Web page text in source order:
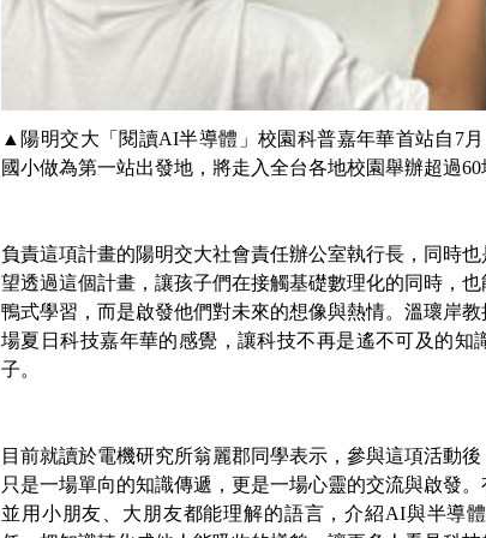
▲陽明交大「閱讀AI半導體」校園科普嘉年華首站自7
國小做為第一站出發地，將走入全台各地校園舉辦超過60
負責這項計畫的陽明交大社會責任辦公室執行長，同時
望透過這個計畫，讓孩子們在接觸基礎數理化的同時，
鴨式學習，而是啟發他們對未來的想像與熱情。溫瓌岸
場夏日科技嘉年華的感覺，讓科技不再是遙不可及的知
子。
目前就讀於電機研究所翁麗郡同學表示，參與這項活動
只是一場單向的知識傳遞，更是一場心靈的交流與啟發
並用小朋友、大朋友都能理解的語言，介紹AI與半導